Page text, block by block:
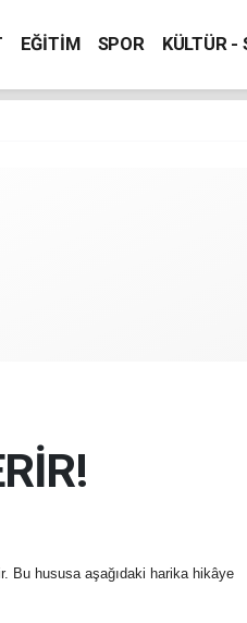
EĞİTİM SPOR KÜLTÜR -
Bu hususa aşağıdaki harika hikâye